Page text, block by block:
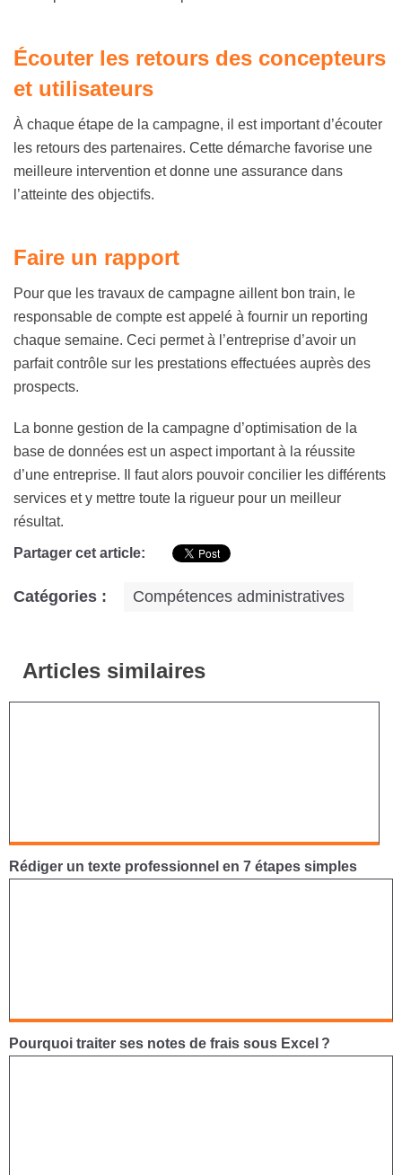
Écouter les retours des concepteurs
et utilisateurs
À chaque étape de la campagne, il est important d’écouter
les retours des partenaires. Cette démarche favorise une
meilleure intervention et donne une assurance dans
l’atteinte des objectifs.
Faire un rapport
Pour que les travaux de campagne aillent bon train, le
responsable de compte est appelé à fournir un reporting
chaque semaine. Ceci permet à l’entreprise d’avoir un
parfait contrôle sur les prestations effectuées auprès des
prospects.
La bonne gestion de la campagne d’optimisation de la
base de données est un aspect important à la réussite
d’une entreprise. Il faut alors pouvoir concilier les différents
services et y mettre toute la rigueur pour un meilleur
résultat.
Partager cet article:
Catégories : Compétences administratives
Articles similaires
Rédiger un texte professionnel en 7 étapes simples
Pourquoi traiter ses notes de frais sous Excel ?